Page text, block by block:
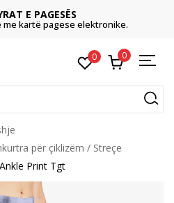
E PAGESËS
me kartë pagese elektronike.
0 0
për çiklizëm
Streçe
Print Tgt